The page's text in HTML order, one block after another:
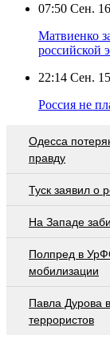
07:50 Сен.
Матвиенко
российской
22:14 Сен.
Россия не
Oдecca
прaвду
Туск заявил о
На Западе
Полпред в
мобилизации
Павла Дурова
террористов